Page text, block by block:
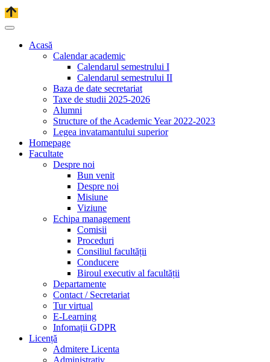
Acasă
Calendar academic
Calendarul semestrului I
Calendarul semestrului II
Baza de date secretariat
Taxe de studii 2025-2026
Alumni
Structure of the Academic Year 2022-2023
Legea invatamantului superior
Homepage
Facultate
Despre noi
Bun venit
Despre noi
Misiune
Viziune
Echipa management
Comisii
Proceduri
Consiliul facultății
Conducere
Biroul executiv al facultății
Departamente
Contact / Secretariat
Tur virtual
E-Learning
Infomații GDPR
Licență
Admitere Licenta
Administrativ